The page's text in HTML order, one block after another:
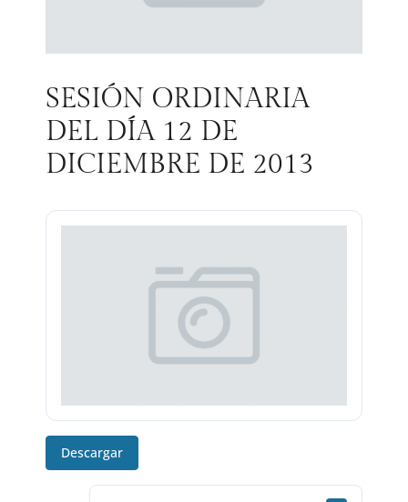
SESIÓN ORDINARIA
DEL DÍA 12 DE
DICIEMBRE DE 2013
Descargar